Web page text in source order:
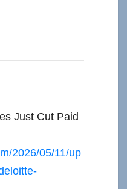
Just Cut Paid
2026/05/11/up